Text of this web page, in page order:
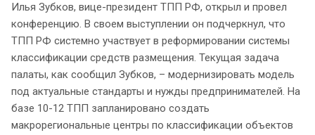
Илья Зубков, вице-президент ТПП РФ, открыл и провел
конференцию. В своем выступлении он подчеркнул, что
ТПП РФ системно участвует в реформировании системы
классификации средств размещения. Текущая задача
палаты, как сообщил Зубков, – модернизировать модель
под актуальные стандарты и нужды предпринимателей. На
базе 10-12 ТПП запланировано создать
макрорегиональные центры по классификации объектов